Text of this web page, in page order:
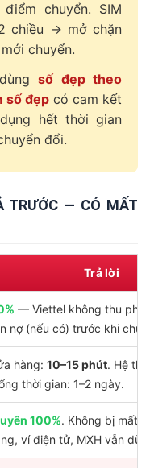
chuyển. SIM
chiều → mở chặn
chuyển.
số đẹp theo
số đẹp có cam kết
hết thời gian
đổi.
TRƯỚC — CÓ MẤT
Trả lời
— Viettel không thu phí
nợ (nếu có) trước khi
hàng: 10–15 phút. Hệ
thời gian: 1–2 ngày.
100%. Không bị mất
ví điện tử, MXH vẫn